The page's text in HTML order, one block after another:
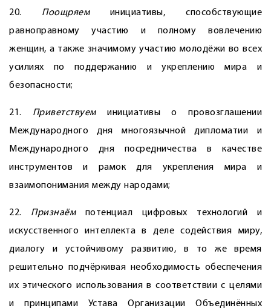
20. Поощряеминициативы, способствующие
равноправному участию и полному вовлечению
женщин, а также значимому участию молодёжи во всех
усилиях по поддержанию и укреплению мира и
безопасности;
21. Приветствуеминициативы о провозглашении
Международного дня многоязычной дипломатии и
Международного дня посредничества в качестве
инструментов и рамок для укрепления мира и
взаимопонимания между народами;
22. Признаёмпотенциал цифровых технологий и
искусственного интеллекта в деле содействия миру,
диалогу и устойчивому развитию, в то же время
решительно подчёркивая необходимость обеспечения
их этического использования в соответствии с целями
и принципами Устава Организации Объединённых